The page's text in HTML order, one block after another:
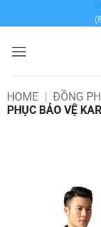
qua
dung
HOME | ĐỒNG
PHỤC BẢO VỆ